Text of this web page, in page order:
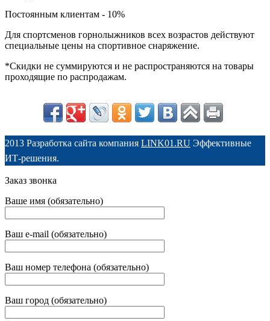
Постоянным клиентам - 10%
Для спортсменов горнолыжников всех возрастов действуют
специальные цены на спортивное снаряжение.
*Скидки не суммируются и не распространяются на товары
проходящие по распродажам.
2013 Разработка сайта компания LINK01.RU Эффективные
ИТ-решения.
Заказ звонка
Ваше имя (обязательно)
Ваш e-mail (обязательно)
Ваш номер телефона (обязательно)
Ваш город (обязательно)